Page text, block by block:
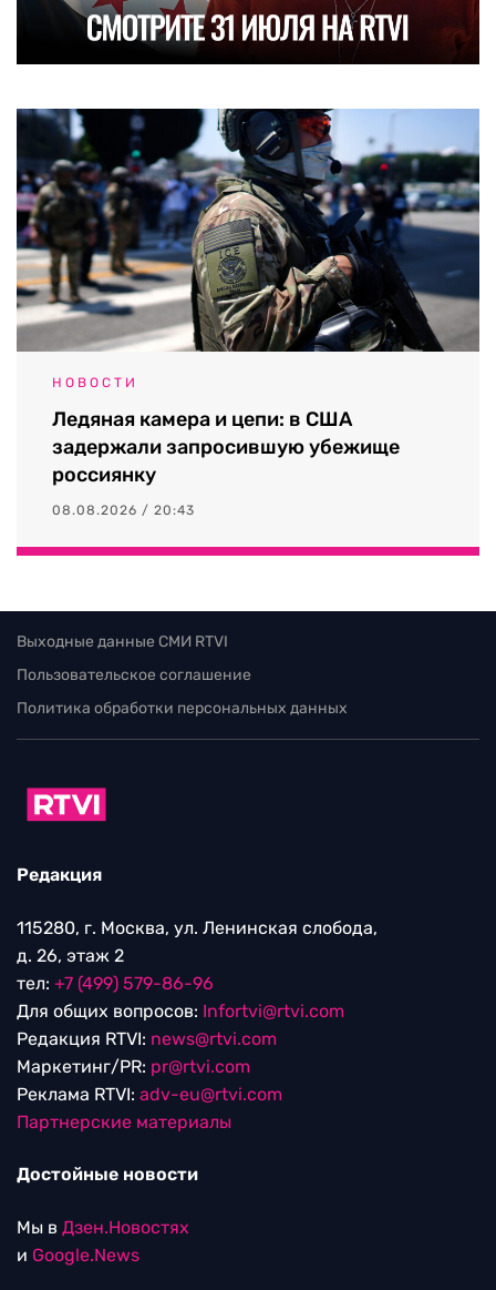
НОВОСТИ
Ледяная камера и цепи: в США
задержали запросившую убежище
россиянку
08.08.2026 / 20:43
Выходные данные СМИ RTVI
Пользовательское соглашение
Политика обработки персональных данных
Редакция
115280, г. Москва, ул. Ленинская слобода,
д. 26, этаж 2
тел: +7 (499) 579-86-96
Для общих вопросов: Infortvi@rtvi.com
Редакция RTVI: news@rtvi.com
Маркетинг/PR: pr@rtvi.com
Реклама RTVI: adv-eu@rtvi.com
Партнерские материалы
Достойные новости
Мы в Дзен.Новостях
и Google.News